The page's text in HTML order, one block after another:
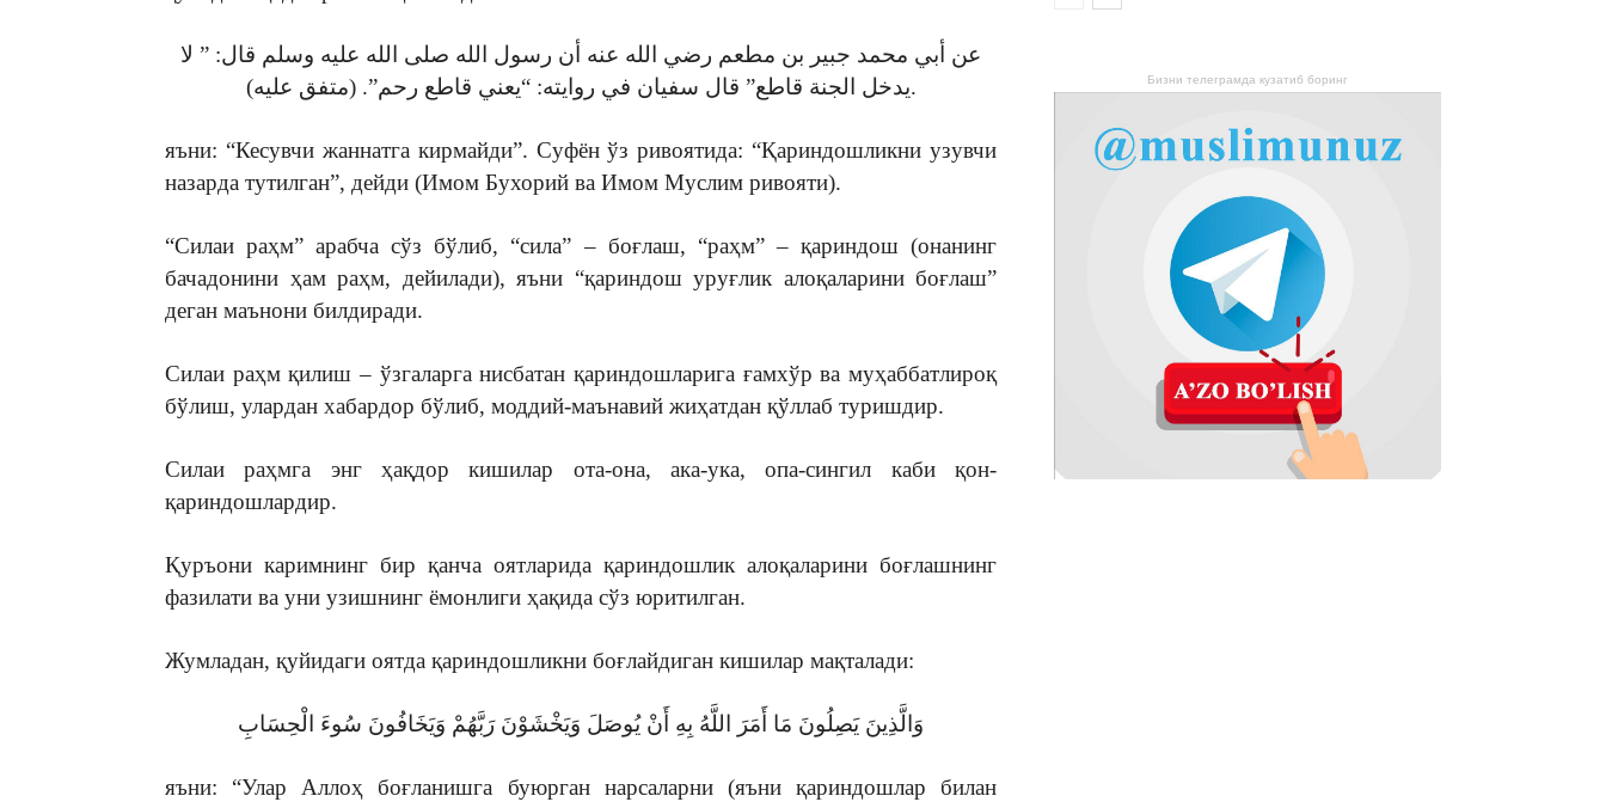
عن أبي محمد جبير بن مطعم رضي الله عنه أن رسول الله صلى الله عليه وسلم قال: ” لا
يدخل الجنة قاطع” قال سفيان في روايته: “يعني قاطع رحم”. (متفق عليه).
яъни: “Кесувчи жаннатга кирмайди”. Суфён ўз ривоятида: “Қариндошликни узувчи
назарда тутилган”, дейди (Имом Бухорий ва Имом Муслим ривояти).
“Силаи раҳм” арабча сўз бўлиб, “сила” – боғлаш, “раҳм” – қариндош (онанинг
бачадонини ҳам раҳм, дейилади), яъни “қариндош уруғлик алоқаларини боғлаш”
деган маънони билдиради.
Силаи раҳм қилиш – ўзгаларга нисбатан қариндошларига ғамхўр ва муҳаббатлироқ
бўлиш, улардан хабардор бўлиб, моддий-маънавий жиҳатдан қўллаб туришдир.
Силаи раҳмга энг ҳақдор кишилар ота-она, ака-ука, опа-сингил каби қон-
қариндошлардир.
Қуръони каримнинг бир қанча оятларида қариндошлик алоқаларини боғлашнинг
фазилати ва уни узишнинг ёмонлиги ҳақида сўз юритилган.
Жумладан, қуйидаги оятда қариндошликни боғлайдиган кишилар мақталади:
وَالَّذِينَ يَصِلُونَ مَا أَمَرَ اللَّهُ بِهِ أَنْ يُوصَلَ وَيَخْشَوْنَ رَبَّهُمْ وَيَخَافُونَ سُوءَ الْحِسَابِ
яъни: “Улар Аллоҳ боғланишга буюрган нарсаларни (яъни қариндошлар билан
Бизни телеграмда кузатиб боринг